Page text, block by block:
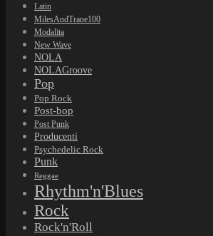
Latin
MilesAndTrane100
Modalita
New Wave
NOLA
NOLAGroove
Pop
Pop Rock
Post-bop
Post Punk
Producenti
Psychedelic Rock
Punk
Reggae
Rhythm'n'Blues
Rock
Rock'n'Roll